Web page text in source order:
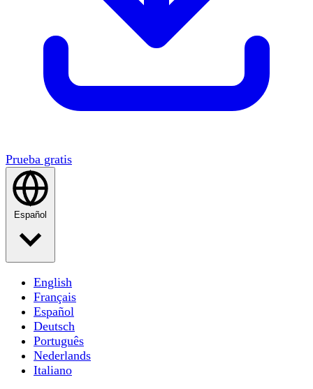
Prueba gratis
Español
English
Français
Español
Deutsch
Português
Nederlands
Italiano